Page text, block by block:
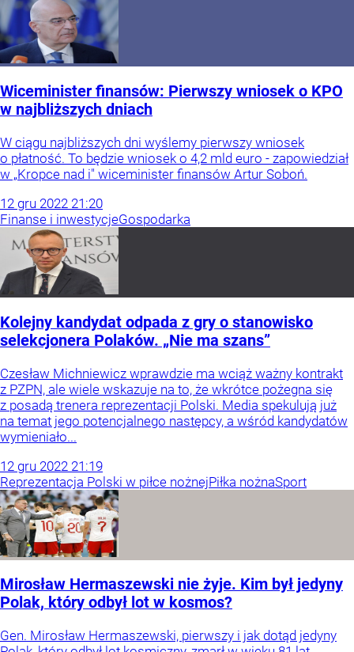
Wiceminister finansów: Pierwszy wniosek o KPO
w najbliższych dniach
W ciągu najbliższych dni wyślemy pierwszy wniosek
o płatność. To będzie wniosek o 4,2 mld euro - zapowiedział
w „Kropce nad i" wiceminister finansów Artur Soboń.
12 gru 2022 21:20
Finanse i inwestycjeGospodarka
Kolejny kandydat odpada z gry o stanowisko
selekcjonera Polaków. „Nie ma szans”
Czesław Michniewicz wprawdzie ma wciąż ważny kontrakt
z PZPN, ale wiele wskazuje na to, że wkrótce pożegna się
z posadą trenera reprezentacji Polski. Media spekulują już
na temat jego potencjalnego następcy, a wśród kandydatów
wymieniało...
12 gru 2022 21:19
Reprezentacja Polski w piłce nożnejPiłka nożnaSport
Mirosław Hermaszewski nie żyje. Kim był jedyny
Polak, który odbył lot w kosmos?
Gen. Mirosław Hermaszewski, pierwszy i jak dotąd jedyny